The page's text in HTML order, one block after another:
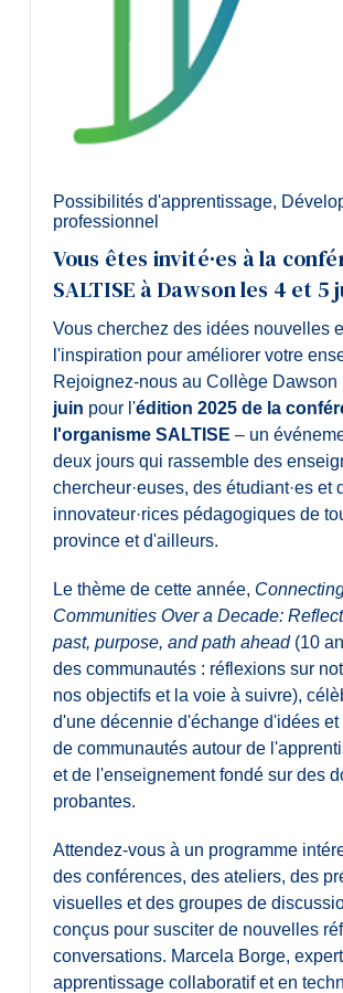
Possibilités d'apprentissage,
professionnel
Vous êtes invité·es à la
SALTISE à Dawson les 4 et 5
Vous cherchez des idées nouvelles
l'inspiration pour améliorer votre
Rejoignez-nous au Collège Dawson
juin pour l'édition 2025 de la
l'organisme SALTISE – un
deux jours qui rassemble des
chercheur·euses, des étudiant·es et
innovateur·rices pédagogiques de
province et d'ailleurs.
Le thème de cette année,
Communities Over a Decade:
past, purpose, and path ahead(10
des communautés : réflexions sur
nos objectifs et la voie à suivre),
d'une décennie d'échange d'idées et
de communautés autour de
et de l'enseignement fondé sur des
probantes.
Attendez-vous à un programme
des conférences, des ateliers, des
visuelles et des groupes de
conçus pour susciter de nouvelles
conversations. Marcela Borge,
apprentissage collaboratif et en